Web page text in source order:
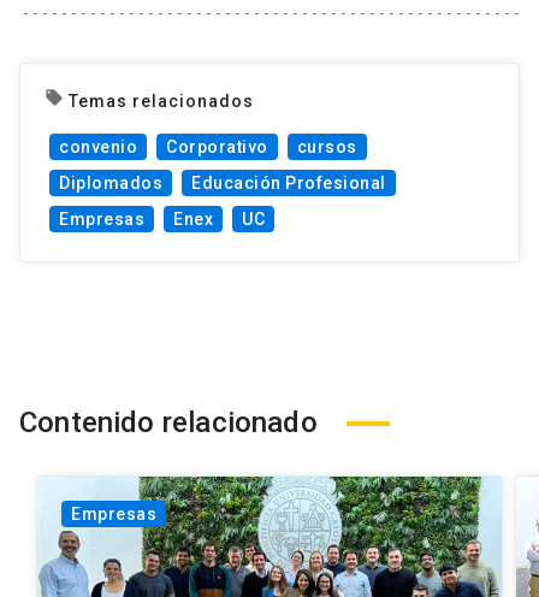
local_offer Temas relacionados
convenio Corporativo
cursos
Diplomados
Educación Profesional
Empresas
Enex UC
Contenido relacionado
Empresas